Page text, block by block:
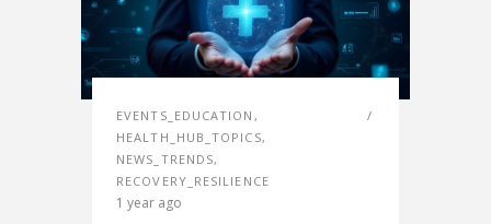
EVENTS_EDUCATION ,
HEALTH_HUB_TOPICS,
NEWS_TRENDS,
RECOVERY_RESILIENCE
1 year ago